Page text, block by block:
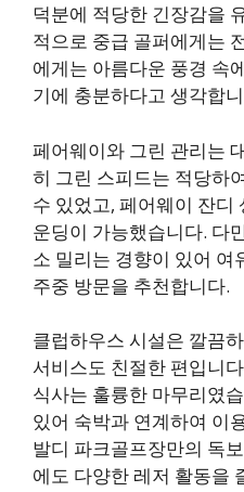
덕분에 적당한 긴장감을
적으로 중급 골퍼에게는
에게는 아름다운 풍경 속
기에 충분하다고 생각합
페어웨이와 그린 관리는
히 그린 스피드는 적당하
수 있었고, 페어웨이 잔디
운딩이 가능했습니다. 다
소 밀리는 경향이 있어 여
주중 방문을 추천합니다.
클럽하우스 시설은 깔끔
서비스도 친절한 편입니
식사는 훌륭한 마무리였
있어 숙박과 연계하여 이
발디 파크골프장만의 독
에도 다양한 레저 활동을